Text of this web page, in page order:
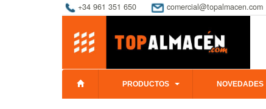
+34 961 351 650 comercial@topalmacen.com
PRODUCTOS NOVEDADES